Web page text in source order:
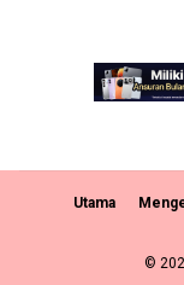
Utama
©